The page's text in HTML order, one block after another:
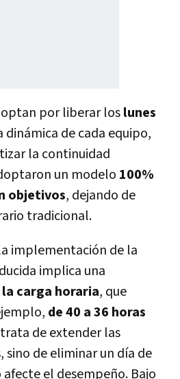
por liberar loslunes
dinámica de cada equipo,
la continuidad
un modelo 100%
objetivos, dejando de
tradicional.
implementación de la
implica una
carga horaria, que
de 40 a 36 horas
trata de extender las
sino de eliminar un día de
el desempeño. Bajo